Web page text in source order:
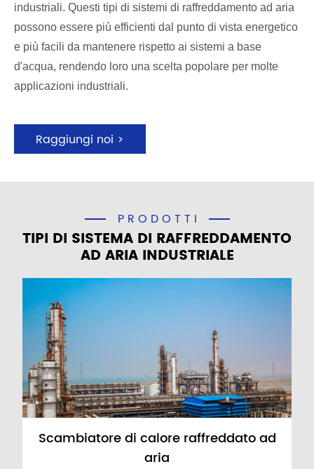
industriali. Questi tipi di sistemi di raffreddamento ad aria
possono essere più efficienti dal punto di vista energetico
e più facili da mantenere rispetto ai sistemi a base
d'acqua, rendendo loro una scelta popolare per molte
applicazioni industriali.
Raggiungi noi >
PRODOTTI
TIPI DI SISTEMA DI RAFFREDDAMENTO
AD ARIA INDUSTRIALE
Scambiatore di calore raffreddato ad
aria